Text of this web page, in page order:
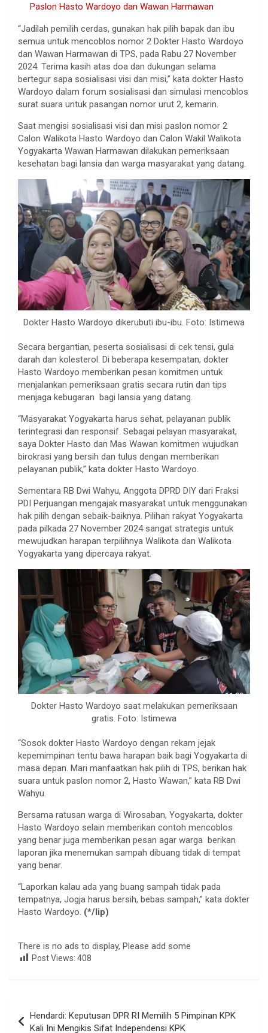
Paslon Hasto Wardoyo dan Wawan Harmawan
“Jadilah pemilih cerdas, gunakan hak pilih bapak dan ibu
semua untuk mencoblos nomor 2 Dokter Hasto Wardoyo
dan Wawan Harmawan di TPS, pada Rabu 27 November
2024. Terima kasih atas doa dan dukungan selama
bertegur sapa sosialisasi visi dan misi,” kata dokter Hasto
Wardoyo dalam forum sosialisasi dan simulasi mencoblos
surat suara untuk pasangan nomor urut 2, kemarin.
Saat mengisi sosialisasi visi dan misi paslon nomor 2
Calon Walikota Hasto Wardoyo dan Calon Wakil Walikota
Yogyakarta Wawan Harmawan dilakukan pemeriksaan
kesehatan bagi lansia dan warga masyarakat yang datang.
Dokter Hasto Wardoyo dikerubuti ibu-ibu. Foto: Istimewa
Secara bergantian, peserta sosialisasi di cek tensi, gula
darah dan kolesterol. Di beberapa kesempatan, dokter
Hasto Wardoyo memberikan pesan komitmen untuk
menjalankan pemeriksaan gratis secara rutin dan tips
menjaga kebugaran bagi lansia yang datang.
“Masyarakat Yogyakarta harus sehat, pelayanan publik
terintegrasi dan responsif. Sebagai pelayan masyarakat,
saya Dokter Hasto dan Mas Wawan komitmen wujudkan
birokrasi yang bersih dan tulus dengan memberikan
pelayanan publik,” kata dokter Hasto Wardoyo.
Sementara RB Dwi Wahyu, Anggota DPRD DIY dari Fraksi
PDI Perjuangan mengajak masyarakat untuk menggunakan
hak pilih dengan sebaik-baiknya. Pilihan rakyat Yogyakarta
pada pilkada 27 November 2024 sangat strategis untuk
mewujudkan harapan terpilihnya Walikota dan Walikota
Yogyakarta yang dipercaya rakyat.
Dokter Hasto Wardoyo saat melakukan pemeriksaan
gratis. Foto: Istimewa
“Sosok dokter Hasto Wardoyo dengan rekam jejak
kepemimpinan tentu bawa harapan baik bagi Yogyakarta di
masa depan. Mari manfaatkan hak pilih di TPS, berikan hak
suara untuk paslon nomor 2, Hasto Wawan,” kata RB Dwi
Wahyu.
Bersama ratusan warga di Wirosaban, Yogyakarta, dokter
Hasto Wardoyo selain memberikan contoh mencoblos
yang benar juga memberikan pesan agar warga berikan
laporan jika menemukan sampah dibuang tidak di tempat
yang benar.
“Laporkan kalau ada yang buang sampah tidak pada
tempatnya, Jogja harus bersih, bebas sampah,” kata dokter
Hasto Wardoyo. (*/lip)
There is no ads to display, Please add some
Post Views: 408
pos
Hendardi: Keputusan DPR RI Memilih 5 Pimpinan KPK
Kali Ini Mengikis Sifat Independensi KPK